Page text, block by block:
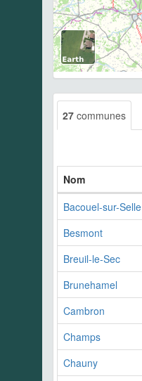
27 communes
Nom
Bacouel-sur-Selle
Besmont
Breuil-le-Sec
Brunehamel
Cambron
Champs
Chauny